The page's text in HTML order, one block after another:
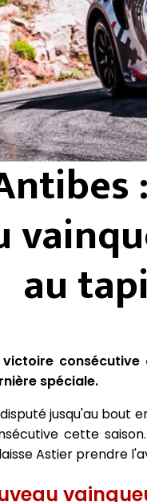
au
spéciale.
jusqu'au bout
cette
Astier prendre